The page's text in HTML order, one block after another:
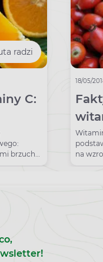
radzi
C:
C
brzucha,
18/05/
na